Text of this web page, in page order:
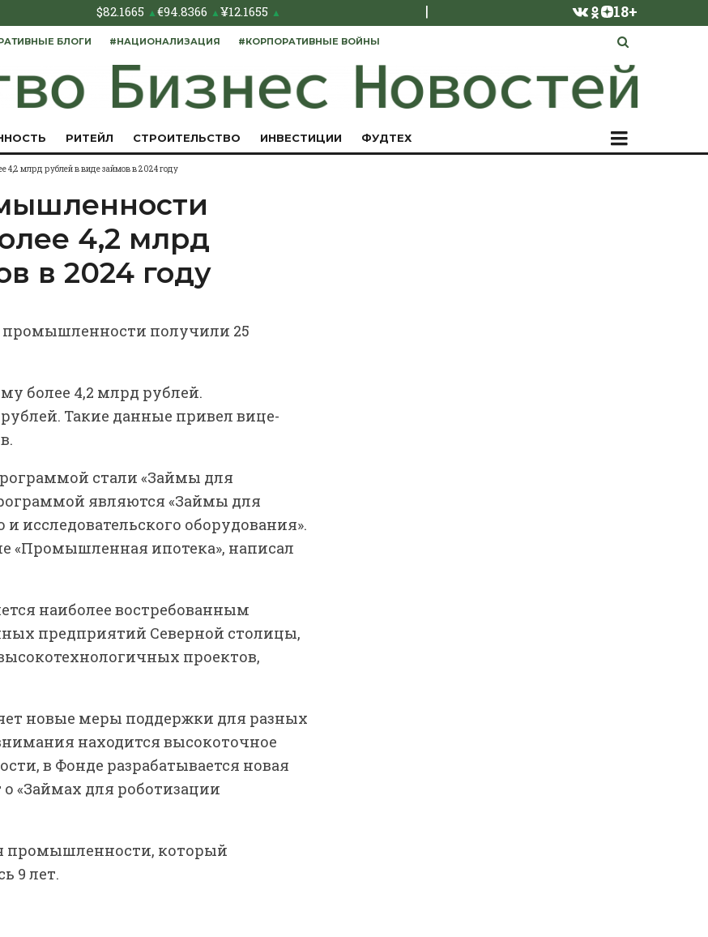
$82.1665 ▲€94.8366 ▲¥12.1655 ▲ | 18+
БЛОГИ #НАЦИОНАЛИЗАЦИЯ #КОРПОРАТИВНЫЕ ВОЙНЫ
РИТЕЙЛ СТРОИТЕЛЬСТВО ИНВЕСТИЦИИ ФУДТЕХ
4,2 млрд рублей в виде займов в 2024 году
4,2 млрд
в 2024 году
промышленности получили 25
более 4,2 млрд рублей.
Такие данные привел вице-
стали «Займы для
являются «Займы для
исследовательского оборудования».
«Промышленная ипотека», написал
наиболее востребованным
предприятий Северной столицы,
проектов,
новые меры поддержки для разных
находится высокоточное
в Фонде разрабатывается новая
«Займах для роботизации
промышленности, который
9 лет.